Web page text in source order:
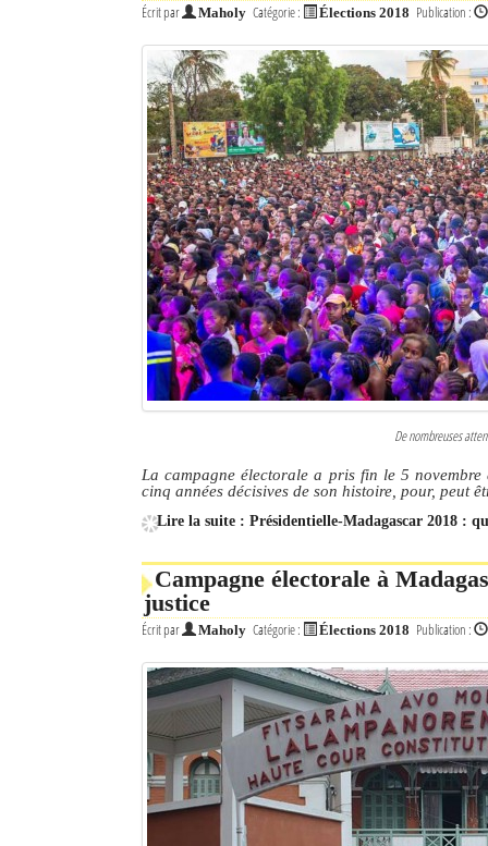
L'actualité du tourisme
Sites touristiques
Diego Suarez Pratique
Les Petites Annonces
La Tribune de Diego en PDF
Connexion
Identifiant oublié ?
Mot de passe oublié ?
Écrit par Maholy Catégorie : Élections 2018 Publication :
De nombreuses
La campagne électorale a pris fin le 5
cinq années décisives de son histoire, pour, peut
Lire la suite : Présidentielle-Madagascar 2018 :
Campagne électorale à
justice
Écrit par Maholy Catégorie : Élections 2018 Publication :